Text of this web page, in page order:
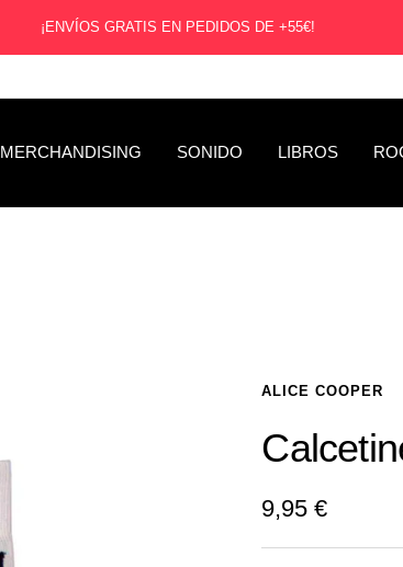
¡ENVÍOS GRATIS EN PEDIDOS DE +55€!
MERCHANDISING SONIDO LIBROS
ALICE COOPER
Precio
de
9,95 €